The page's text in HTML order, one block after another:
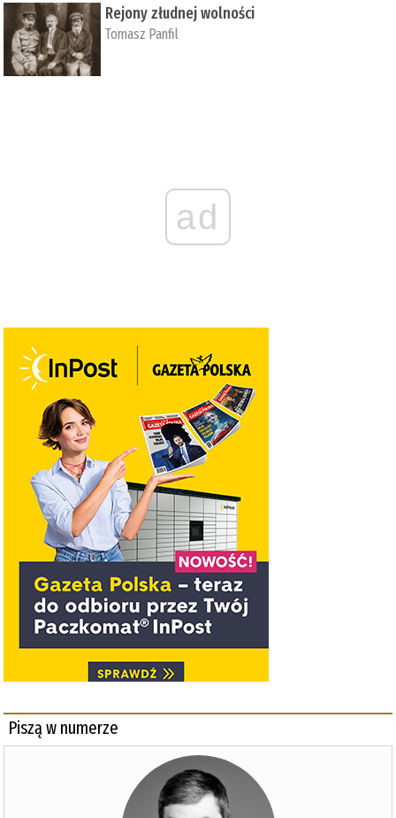
Rejony złudnej wolności
Tomasz Panfil
ad
Piszą w numerze